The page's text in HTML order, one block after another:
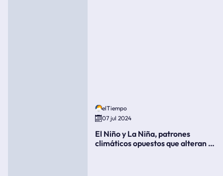
elTiempo
07 jul 2024
El Niño y La Niña, patrones
climáticos opuestos que alteran la